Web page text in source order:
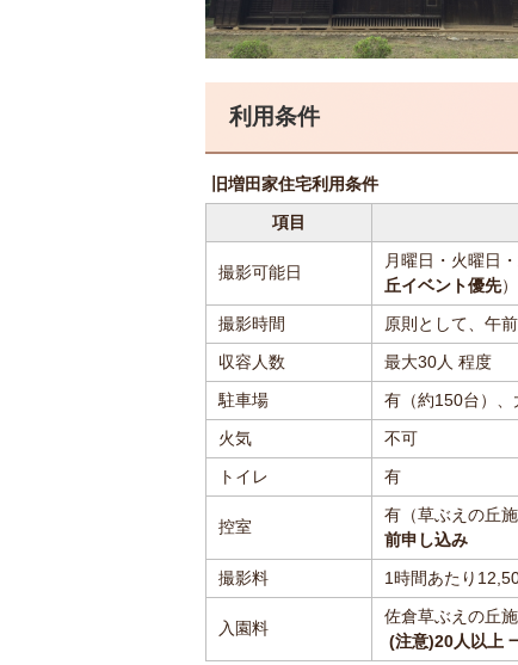
利用条件
旧増田家住宅利用条件
項目
撮影可能日
月曜日・火曜日
丘イベント優先）
撮影時間
原則として、午
収容人数
最大30人 程度
駐車場
有（約150台）、
火気
不可
トイレ
有
控室
有（草ぶえの丘
前申し込み
撮影料
1時間あたり
入園料
佐倉草ぶえの丘
(注意)20人以上